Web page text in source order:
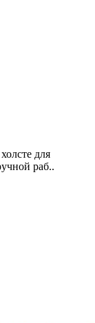
для
раб..